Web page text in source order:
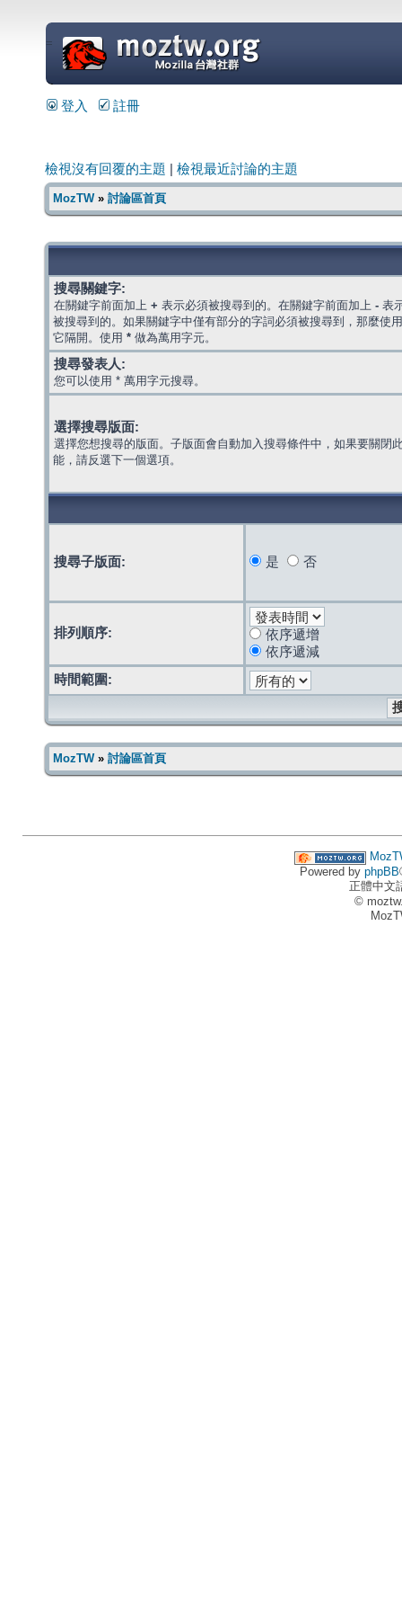
=
登入 註冊
檢視沒有回覆的主題 檢視最近討論的主題
MozTW» 討論區首頁
搜尋關鍵字:
在關鍵字前面加上 + 表示必須被搜尋到的。在關鍵字前面加上 - 表
被搜尋到的。如果關鍵字中僅有部分的字詞必須被搜尋到，那麼使
它隔開。使用 * 做為萬用字元。
搜尋發表人:
您可以使用 * 萬用字元搜尋。
選擇搜尋版面:
選擇您想搜尋的版面。子版面會自動加入搜尋條件中，如果要關閉
能，請反選下一個選項。
搜尋子版面: 是 否
排列順序:
依序遞增
依序遞減
時間範圍:
MozTW» 討論區首頁
Powered by phpBB
正體中文
©